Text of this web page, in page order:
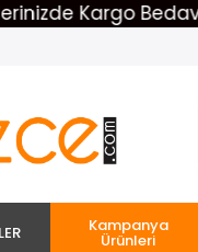
Kargo Bedava !
Kampanya
Ürünleri